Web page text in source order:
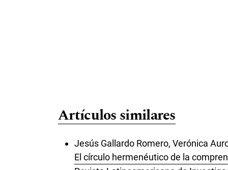
Artículos similares
Jesús Gallardo Romero, Verónica
El círculo hermenéutico de la